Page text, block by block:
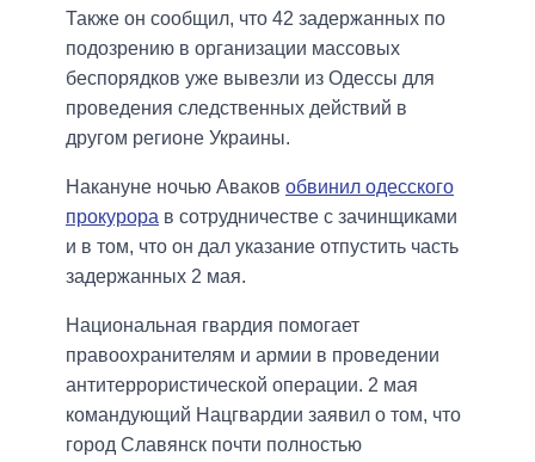
Также он сообщил, что 42 задержанных по
подозрению в организации массовых
беспорядков уже вывезли из Одессы для
проведения следственных действий в
другом регионе Украины.
Накануне ночью Аваков обвинил одесского
прокурора в сотрудничестве с зачинщиками
и в том, что он дал указание отпустить часть
задержанных 2 мая.
Национальная гвардия помогает
правоохранителям и армии в проведении
антитеррористической операции. 2 мая
командующий Нацгвардии заявил о том, что
город Славянск почти полностью